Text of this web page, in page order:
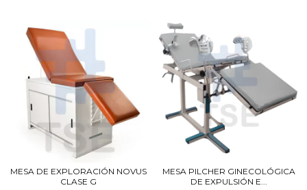
MESA DE EXPLORACIÓN NOVUS
CLASE G
MESA PILCHER GINECOLÓGICA
DE EXPULSIÓN E...